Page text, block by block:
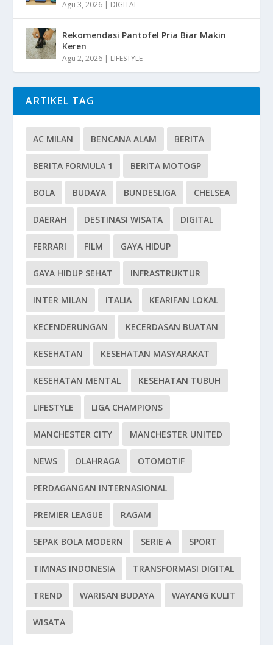
Agu 3, 2026 | DIGITAL
Rekomendasi Pantofel Pria Biar Makin
Keren
Agu 2, 2026 | LIFESTYLE
ARTIKEL TAG
AC MILAN BENCANA ALAM BERITA
BERITA FORMULA 1 BERITA MOTOGP
BOLA BUDAYA BUNDESLIGA CHELSEA
DAERAH DESTINASI WISATA DIGITAL
FERRARI FILM GAYA HIDUP
GAYA HIDUP SEHAT INFRASTRUKTUR
INTER MILAN ITALIA KEARIFAN LOKAL
KECENDERUNGAN KECERDASAN BUATAN
KESEHATAN KESEHATAN MASYARAKAT
KESEHATAN MENTAL KESEHATAN TUBUH
LIFESTYLE LIGA CHAMPIONS
MANCHESTER CITY MANCHESTER UNITED
NEWS OLAHRAGA OTOMOTIF
PERDAGANGAN INTERNASIONAL
PREMIER LEAGUE RAGAM
SEPAK BOLA MODERN SERIE A SPORT
TIMNAS INDONESIA TRANSFORMASI DIGITAL
TREND WARISAN BUDAYA WAYANG KULIT
WISATA